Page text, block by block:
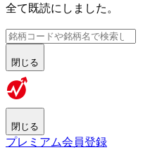
全て既読にしました。
閉じる
閉じる
プレミアム会員登録